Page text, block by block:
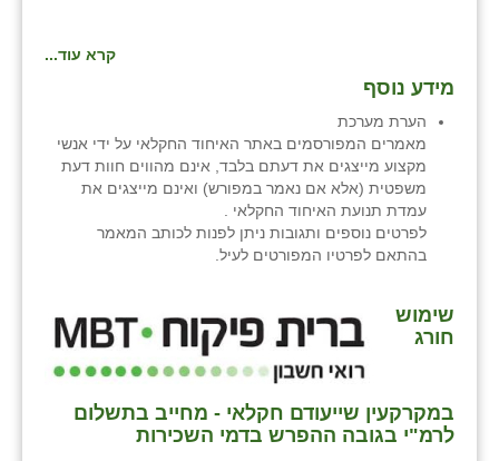
קרא עוד...
מידע נוסף
הערת מערכת
מאמרים המפורסמים באתר האיחוד החקלאי על ידי אנשי
מקצוע מייצגים את דעתם בלבד, אינם מהווים חוות דעת
משפטית (אלא אם נאמר במפורש) ואינם מייצגים את
עמדת תנועת האיחוד החקלאי .
לפרטים נוספים ותגובות ניתן לפנות לכותב המאמר
בהתאם לפרטיו המפורטים לעיל.
שימוש
חורג
במקרקעין שייעודם חקלאי - מחייב בתשלום
לרמ"י בגובה ההפרש בדמי השכירות